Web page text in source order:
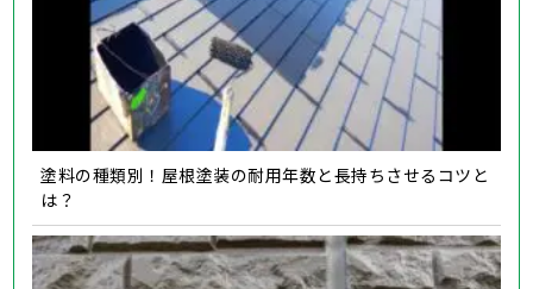
塗料の種類別！屋根塗装の耐用年数と長持ちさせるコツと
は？